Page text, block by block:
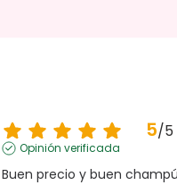
5/5
Opinión verificada
Buen precio y buen